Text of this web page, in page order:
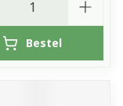
Bestel